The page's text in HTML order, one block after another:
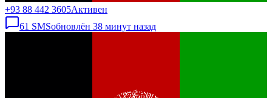
+93 88 442 3605Активен
61 SMSобновлён 38 минут назад